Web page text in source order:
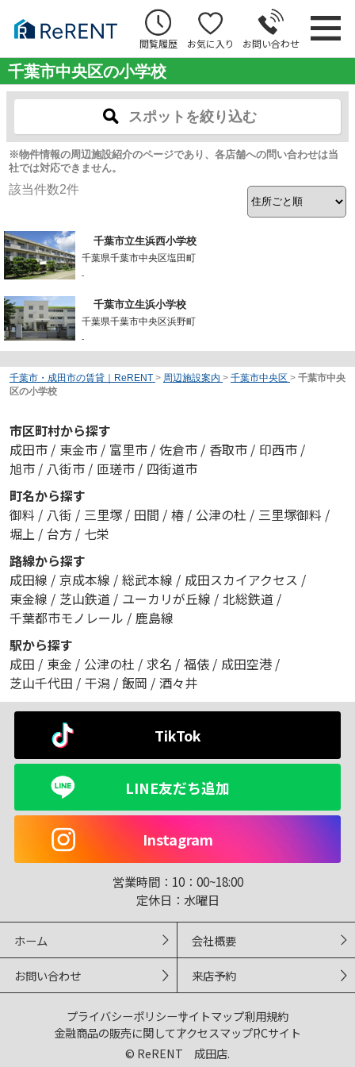
閲覧履歴 お気に入り お問い合わせ
千葉市中央区の小学校
スポットを絞り込む
※物件情報の周辺施設紹介のページであり、各店舗への問い合わせは当
社では対応できません。
該当件数2件
千葉市立生浜西小学校
千葉県千葉市中央区塩田町
-
千葉市立生浜小学校
千葉県千葉市中央区浜野町
-
千葉市・成田市の賃貸｜ReRENT > 周辺施設案内 > 千葉市中央区 > 千葉市中央
区の小学校
市区町村から探す
成田市 / 東金市 / 富里市 / 佐倉市 / 香取市 / 印西市 /
旭市 / 八街市 / 匝瑳市 / 四街道市
町名から探す
御料 / 八街 / 三里塚 / 田間 / 椿 / 公津の杜 / 三里塚御料 /
堀上 / 台方 / 七栄
路線から探す
成田線 / 京成本線 / 総武本線 / 成田スカイアクセス /
東金線 / 芝山鉄道 / ユーカリが丘線 / 北総鉄道 /
千葉都市モノレール / 鹿島線
駅から探す
成田 / 東金 / 公津の杜 / 求名 / 福俵 / 成田空港 /
芝山千代田 / 干潟 / 飯岡 / 酒々井
TikTok
LINE友だち追加
Instagram
営業時間： 10：00~18:00
定休日： 水曜日
ホーム 会社概要
お問い合わせ 来店予約
プライバシーポリシーサイトマップ利用規約
金融商品の販売に関してアクセスマップPCサイト
© ReRENT 成田店.